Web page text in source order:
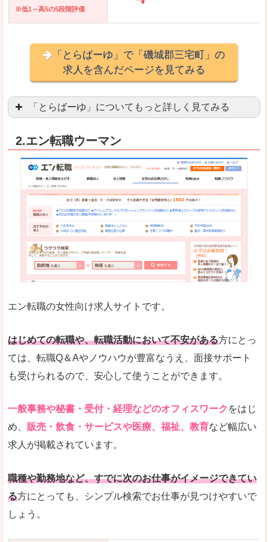
※低1～高5の5段階評価
「とらばーゆ」で「磯城郡三宅町」の
求人を含んだページを見てみる
「とらばーゆ」についてもっと詳しく見てみる
良いところ
スマホアプリやソーシャルアカウントが充実して
「ファッション・ブランドページ」という検索
悪いところ
事務などのオフィスワークを探している方にとっ
専門性が強い部分があるので、逆に一般的なお仕
詳しい説明
とにかく、女性ならではの職種の専門性が高いの
また、アパレル・コスメ、エステ・ネイル・美容
人気度
専門性が高いので、これらのお仕事に転職を考
リクルートグループなので、大手という安心感も
使いやすさ
検索がしやすく、求人詳細にも画像やイラストな
2.エン転職ウーマン
エン転職の女性向け求人サイトです。
はじめての転職や、転職活動において不安がある方にとっ
ては、転職Q＆Aやノウハウが豊富なうえ、面接サポート
も受けられるので、安心して使うことができます。
一般事務や秘書・受付・経理などのオフィスワーク をはじ
め、 販売・飲食・サービスや医療、福祉、教育など幅広い
求人が掲載されています。
職種や勤務地など、すでに次のお仕事がイメージできてい
る方にとっても、シンプル検索でお仕事が見つけやすいで
しょう。